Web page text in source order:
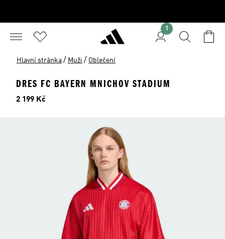
1
Hlavní stránka / Muži / Oblečení
DRES FC BAYERN MNICHOV STADIUM
Cena
2 199 Kč